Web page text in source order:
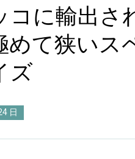
コに輸出さ
めて狭いス
ズ
日